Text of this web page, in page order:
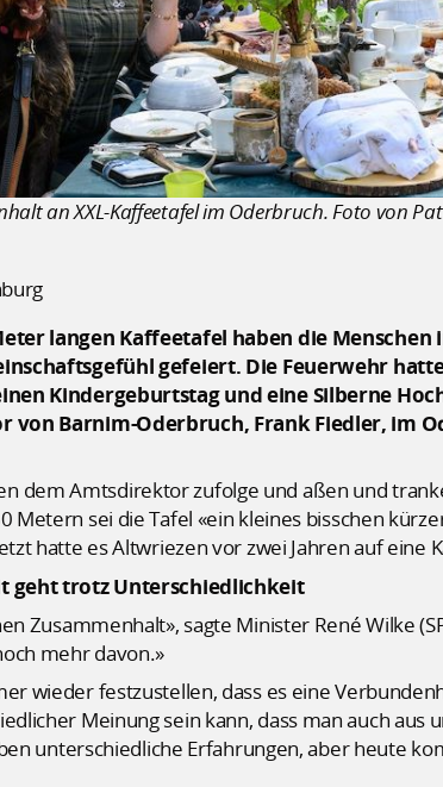
an XXL-Kaffeetafel im Oderbruch. Foto von
langen Kaffeetafel haben die
gefeiert. Die Feuerwehr
Kindergeburtstag und eine Silberne
von Barnim-Oderbruch, Frank Fiedler, im
dem Amtsdirektor zufolge und aßen und
Metern sei die Tafel «ein kleines bisschen
hatte es Altwriezen vor zwei Jahren auf
geht trotz Unterschiedlichkeit
Zusammenhalt», sagte Minister René Wilke
mehr davon.»
wieder festzustellen, dass es eine
Meinung sein kann, dass man auch
unterschiedliche Erfahrungen, aber heute